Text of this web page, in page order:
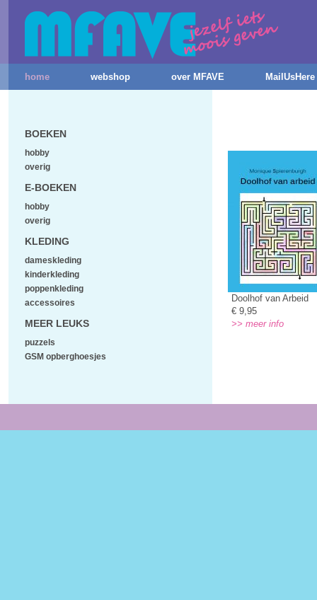
home webshop over MFAVE MailUsHere
Doolhof van Arbeid
€ 9,95
>> meer info
BOEKEN
hobby
overig
E-BOEKEN
hobby
overig
KLEDING
dameskleding
kinderkleding
poppenkleding
accessoires
MEER LEUKS
puzzels
GSM opberghoesjes